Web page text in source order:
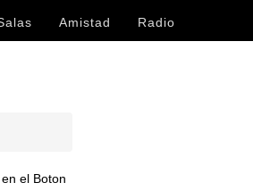
Amistad Radio
el Boton